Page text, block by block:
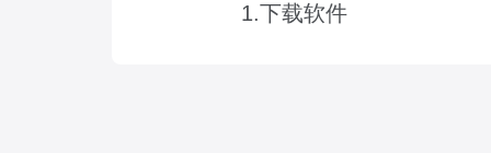
1.下载软件